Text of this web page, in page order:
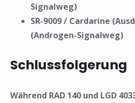
Signalweg)
SR-9009 / Cardarine
(Androgen-Signalweg)
Schlussfolgerung
Während RAD 140 und LGD